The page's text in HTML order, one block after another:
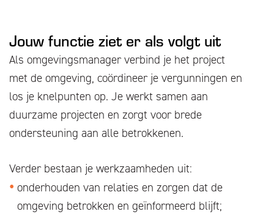
Jouw functie ziet er als volgt uit
Als omgevingsmanager verbind je het project
met de omgeving, coördineer je vergunningen en
los je knelpunten op. Je werkt samen aan
duurzame projecten en zorgt voor brede
ondersteuning aan alle betrokkenen.
Verder bestaan je werkzaamheden uit:
onderhouden van relaties en zorgen dat de
omgeving betrokken en geïnformeerd blijft;